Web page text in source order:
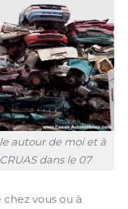
autour de moi et à
dans le 07
vous ou à